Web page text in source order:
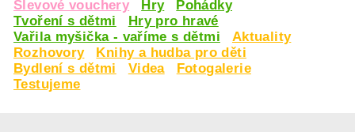
Slevové vouchery
Hry
Pohádky
Tvoření s dětmi
Hry pro hravé
Vařila myšička - vaříme s dětmi
Aktuality
Rozhovory
Knihy a hudba pro děti
Bydlení s dětmi
Videa
Fotogalerie
Testujeme